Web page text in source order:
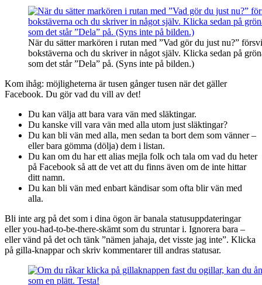
När du sätter markören i rutan med ”Vad gör du just nu?”
bokstäverna och du skriver in något själv. Klicka sedan på
som det står ”Dela” på. (Syns inte på bilden.)
Kom ihåg: möjligheterna är tusen gånger tusen när det gäller
Facebook. Du gör vad du vill av det!
Du kan välja att bara vara vän med släktingar.
Du kanske vill vara vän med alla utom just släktingar?
Du kan bli vän med alla, men sedan ta bort dem som vänner –
eller bara gömma (dölja) dem i listan.
Du kan om du har ett alias mejla folk och tala om vad du heter
på Facebook så att de vet att du finns även om de inte hittar
ditt namn.
Du kan bli vän med enbart kändisar som ofta blir vän med
alla.
Bli inte arg på det som i dina ögon är banala statusuppdateringar
eller you-had-to-be-there-skämt som du struntar i. Ignorera bara –
eller vänd på det och tänk ”nämen jahaja, det visste jag inte”. Klicka
på gilla-knappar och skriv kommentarer till andras statusar.